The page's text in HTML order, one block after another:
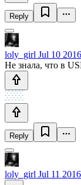
Reply
loly_girl Jul 10
Не знала, что в
Reply
loly_girl Jul 11